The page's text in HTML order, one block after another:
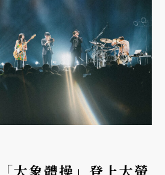
大象體操」登上大螢